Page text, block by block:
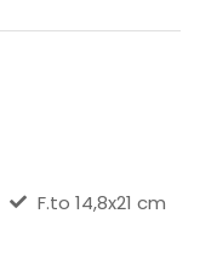
F.to 14,8x21 cm